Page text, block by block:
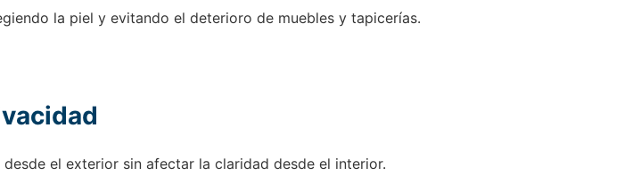
la piel y evitando el deterioro de muebles y tapicerías.
el exterior sin afectar la claridad desde el interior.